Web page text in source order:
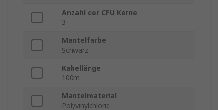
Anzahl der CPU Kerne
3
Mantelfarbe
Schwarz
Kabellänge
100m
Mantelmaterial
Polyvinylchlorid